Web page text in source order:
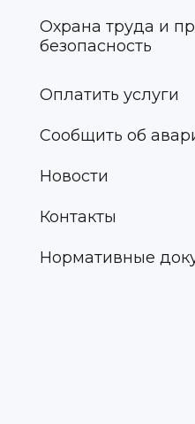
Охрана труда и
безопасность
Оплатить услуги
Сообщить об
Новости
Контакты
Нормативные